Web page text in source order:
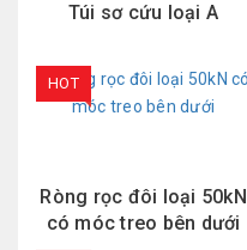
Túi sơ cứu loại A
HOT
Ròng rọc đôi loại 50kN
có móc treo bên dưới